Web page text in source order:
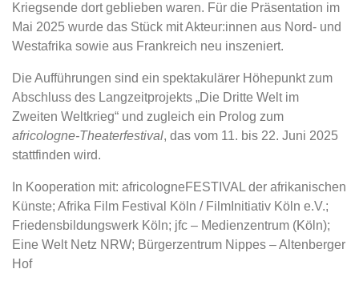
Kriegsende dort geblieben waren. Für die Präsentation im
Mai 2025 wurde das Stück mit Akteur:innen aus Nord- und
Westafrika sowie aus Frankreich neu inszeniert.
Die Aufführungen sind ein spektakulärer Höhepunkt zum
Abschluss des Langzeitprojekts „Die Dritte Welt im
Zweiten Weltkrieg“ und zugleich ein Prolog zum
africologne-Theaterfestival, das vom 11. bis 22. Juni 2025
stattfinden wird.
In Kooperation mit: africologneFESTIVAL der afrikanischen
Künste; Afrika Film Festival Köln / FilmInitiativ Köln e.V.;
Friedensbildungswerk Köln; jfc – Medienzentrum (Köln);
Eine Welt Netz NRW; Bürgerzentrum Nippes – Altenberger
Hof